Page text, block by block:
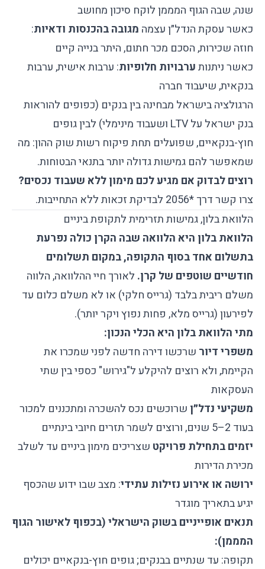
שנה, שבה הגוף המממן לוקח סיכון מחושב
כאשר עסקת הנדל״ן עצמה מגובה בהכנסות ודאיות:
חוזה שכירות, הסכם מכר חתום, היתר בנייה קיים
כאשר ניתנותערבויות חלופיות: ערבות אישית, ערבות
בנקאית, שיעבוד חברה
הרגולציה בישראל מבחינה בין בנקים (כפופים להוראות
בנק ישראל על LTV ושעבוד מינימלי) לבין גופים
חוץ-בנקאיים, שפועלים תחת פיקוח רשות שוק ההון: מה
שמאפשר להם גמישות גדולה יותר בתנאי הבטוחות.
רוצים לבדוק אם מגיע לכם מימון ללא שעבוד נכסים?
צרו קשר דרך *2056 לבדיקת זכאות ללא התחייבות.
הלוואת בלון, גמישות תזרימית לתקופת ביניים
הלוואת בלון היא הלוואה שבה הקרן כולה נפרעת
בתשלום אחד בסוף התקופה, במקום תשלומים
חודשיים שוטפים של קרן. לאורך חיי ההלוואה, הלווה
משלם ריבית בלבד (גרייס חלקי) או לא משלם כלום עד
לפירעון (גרייס מלא, פחות נפוץ ויקר יותר).
מתי הלוואת בלון היא הכלי הנכון:
משפרי דיור שרכשו דירה חדשה לפני שמכרו את
הקיימת, ולא רוצים להיקלע ל"גירוש" כספי בין שתי
העסקאות
משקיעי נדל״ן שרוכשים נכס להשכרה ומתכננים למכור
בעוד 2–5 שנים, ורוצים לשמר תזרים חיובי בינתיים
יזמים בתחילת פרויקט שצריכים מימון ביניים עד לשלב
מכירת הדירות
ירושה או אירוע נזילות עתידי: מצב שבו ידוע שהכסף
יגיע בתאריך מוגדר
תנאים אופייניים בשוק הישראלי (בכפוף לאישור הגוף
המממן):
תקופה: עד שנתיים בבנקים; גופים חוץ-בנקאיים יכולים